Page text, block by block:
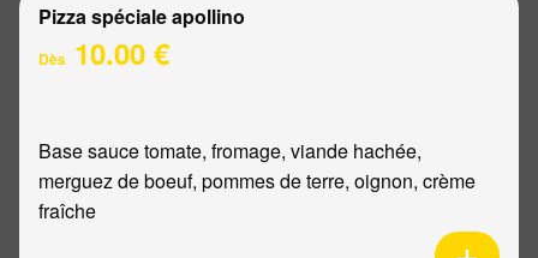
Pizza spéciale apollino
Dès 10.00 €
Base sauce tomate, fromage, viande hachée,
merguez de boeuf, pommes de terre, oignon, crème
fraîche